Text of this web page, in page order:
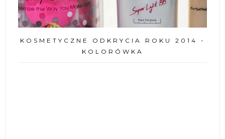
KOSMETYCZNE ODKRYCIA ROKU 2014 -
KOLORÓWKA